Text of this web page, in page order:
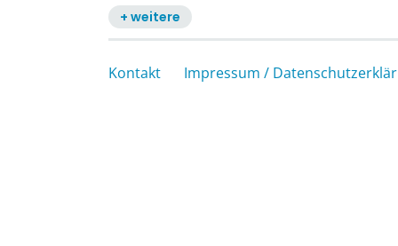
+ weitere
Kontakt Impressum /